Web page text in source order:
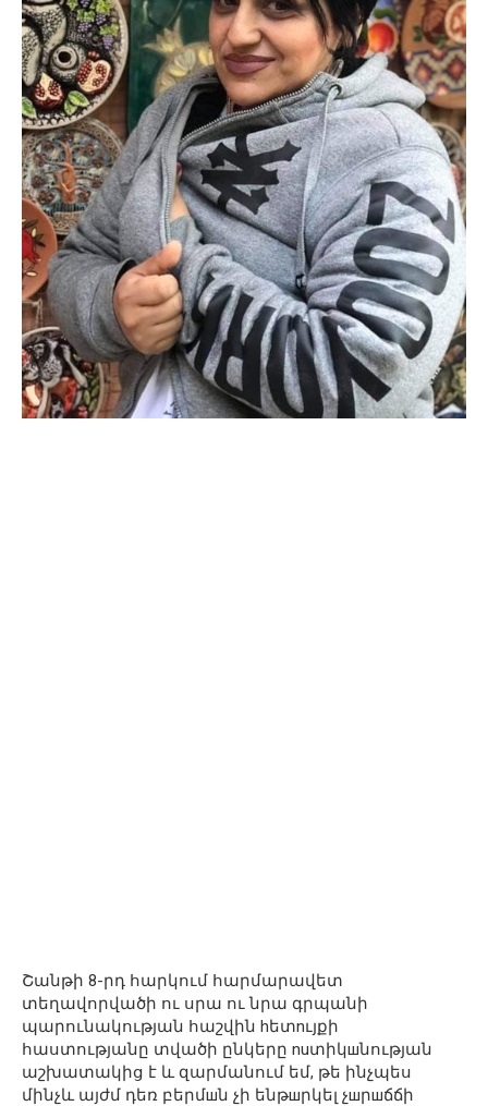
Շանթի 8-րդ հարկում հարմարավետ
տեղավորվածի ու սրա ու նրա գրպանի
պարունակության հաշվին hետnւյքի
հաստությանը տվածի ընկերը nuտիկшնության
աշխատակից է և զարմանում եմ, թե ինչպես
մինչև այժմ դեռ բերմшն չի ենթшրկել չшրшճճի